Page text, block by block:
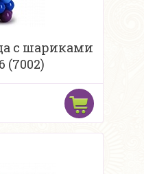
с шариками
(7002)